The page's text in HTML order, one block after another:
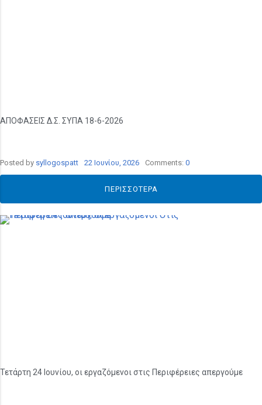
ΑΠΟΦΑΣΕΙΣ Δ.Σ. ΣΥΠΑ 18-6-2026
Posted by syllogospatt 22 Ιουνίου, 2026 Comments: 0
ΠΕΡΙΣΣΌΤΕΡΑ
Τετάρτη 24 Ιουνίου, οι εργαζόμενοι στις Περιφέρειες απεργούμε